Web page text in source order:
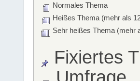
Normales Thema
Heißes Thema (mehr als
Sehr heißes Thema (mehr
Fixiertes